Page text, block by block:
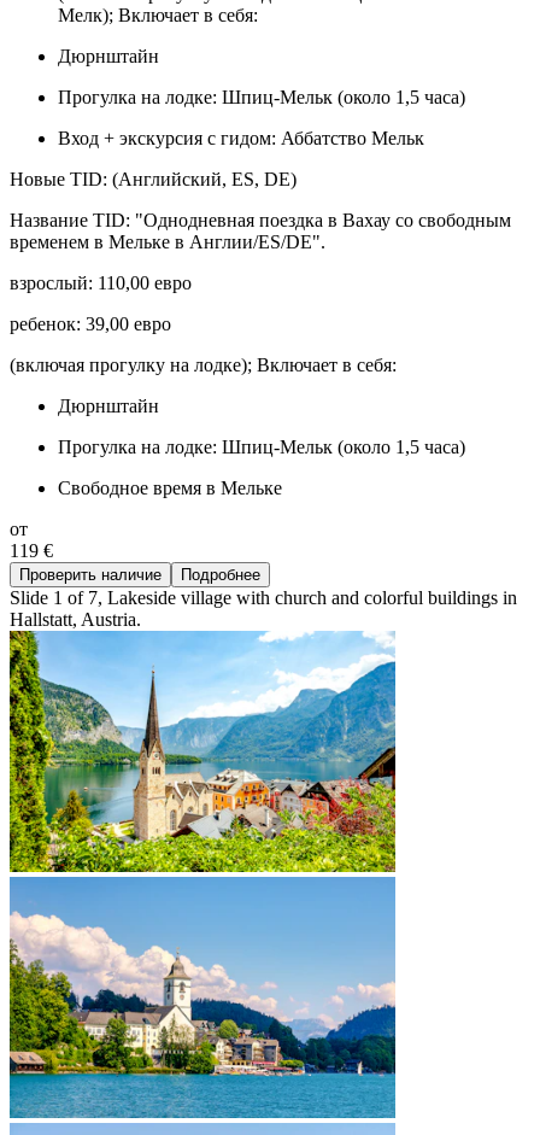
Мелк); Включает в себя:
Дюрнштайн
Прогулка на лодке: Шпиц-Мельк (около 1,5 часа)
Вход + экскурсия с гидом: Аббатство Мельк
Новые TID: (Английский, ES, DE)
Название TID: "Однодневная поездка в Вахау со свободным
временем в Мельке в Англии/ES/DE".
взрослый: 110,00 евро
ребенок: 39,00 евро
(включая прогулку на лодке); Включает в себя:
Дюрнштайн
Прогулка на лодке: Шпиц-Мельк (около 1,5 часа)
Свободное время в Мельке
от
119 €
Проверить наличие Подробнее
Slide 1 of 7, Lakeside village with church and colorful buildings in
Hallstatt, Austria.